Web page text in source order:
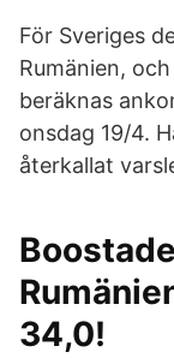
För Sveriges
Rumänien,
beräknas
onsdag 19/4.
återkallat
34,0!